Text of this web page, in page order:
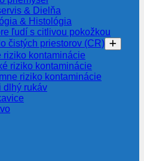
& Dielňa
& Histológia
ľudí s citlivou pokožkou
čistých priestorov (CR)
riziko kontaminácie
riziko kontaminácie
riziko kontaminácie
dlhý rukáv